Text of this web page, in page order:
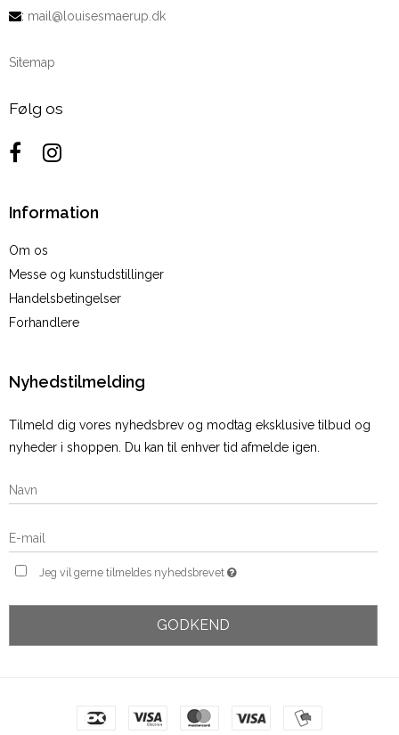
: mail@louisesmaerup.dk
Sitemap
Følg os
Information
Om os
Messe og kunstudstillinger
Handelsbetingelser
Forhandlere
Nyhedstilmelding
Tilmeld dig vores nyhedsbrev og modtag eksklusive tilbud og
nyheder i shoppen. Du kan til enhver tid afmelde igen.
Jeg vil gerne tilmeldes nyhedsbrevet
GODKEND